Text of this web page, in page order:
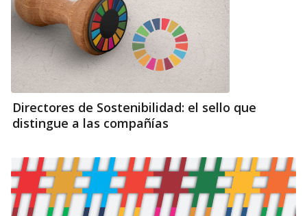
Directores de Sostenibilidad: el sello que
distingue a las compañías